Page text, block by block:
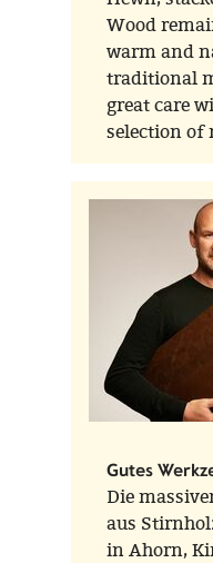
Wood
warm and
traditional
great care
selection of
products
and
short-
hand to
room,
Gutes
Die
aus
in Ahorn,